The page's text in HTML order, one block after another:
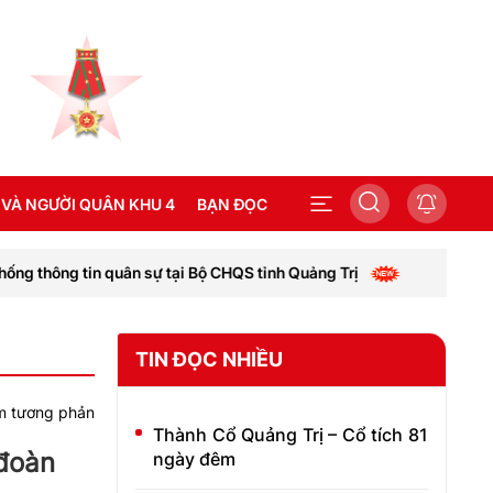
NGƯỜI QUÂN KHU 4 BẠN ĐỌC
tại Bộ CHQS tỉnh Quảng Trị Khoa Binh chủng, Học
TIN ĐỌC NHIỀU
Thành Cổ Quảng Trị – Cổ tích 81
ngày đêm